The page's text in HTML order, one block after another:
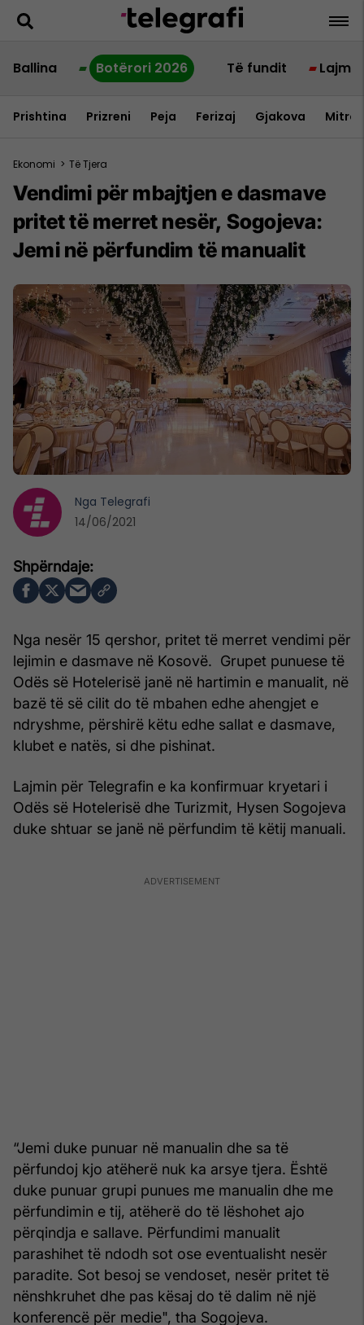
Ballina Botërori 2026 Të fundit Lajme
Prishtina Prizreni Peja Ferizaj Gjakova
Ekonomi > Të Tjera
Vendimi për mbajtjen e dasmave
pritet të merret nesër, Sogojeva:
Jemi në përfundim të manualit
Nga nesër 15 qershor, pritet të merret vendimi për
lejimin e dasmave në Kosovë. Grupet punuese të
Odës së Hotelerisë janë në hartimin e manualit, në
bazë të së cilit do të mbahen edhe ahengjet e
ndryshme, përshirë këtu edhe sallat e dasmave,
klubet e natës, si dhe pishinat.
Lajmin për Telegrafin e ka konfirmuar kryetari i
Odës së Hotelerisë dhe Turizmit, Hysen Sogojeva
duke shtuar se janë në përfundim të këtij manuali.
“Jemi duke punuar në manualin dhe sa të
përfundoj kjo atëherë nuk ka arsye tjera. Është
duke punuar grupi punues me manualin dhe me
përfundimin e tij, atëherë do të lëshohet ajo
përqindja e sallave. Përfundimi manualit
parashihet të ndodh sot ose eventualisht nesër
paradite. Sot besoj se vendoset, nesër pritet të
nënshkruhet dhe pas kësaj do të dalim në një
konferencë për medie", tha Sogojeva.
Nga Telegrafi
14/06/2021